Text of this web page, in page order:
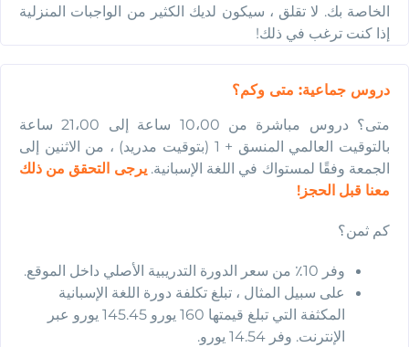
الخاصة بك. لا تقلق ، سيكون لديك الكثير من الواجبات المنزلية
إذا كنت ترغب في ذلك!
دروس جماعية: متى وكم؟
متى؟ دروس مباشرة من 10،00 ساعة إلى 21،00 ساعة
بالتوقيت العالمي المنسق + 1 (بتوقيت مدريد) ، من الاثنين إلى
الجمعة وفقًا لمستواك في اللغة الإسبانية. يرجى التحقق من ذلك
معنا قبل الحجز!
كم ثمن؟
وفر 10٪ من سعر الدورة التدريبية الأصلي داخل الموقع.
على سبيل المثال ، تبلغ تكلفة دورة اللغة الإسبانية
المكثفة التي تبلغ قيمتها 160 يورو 145.45 يورو عبر
الإنترنت. وفر 14.54 يورو.